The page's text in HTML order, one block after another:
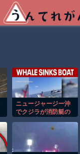
ニュージャージー沖
でクジラが消防艇の
衝撃映像！！